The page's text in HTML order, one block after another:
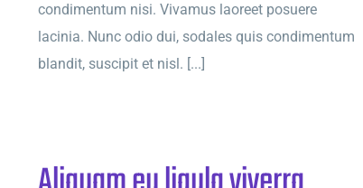
condimentum nisi. Vivamus laoreet posuere
lacinia. Nunc odio dui, sodales quis condimentum
blandit, suscipit et nisl. [...]